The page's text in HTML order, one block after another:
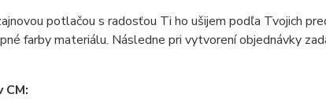
potlačou s radosťou Ti ho ušijem podľa Tvojich
farby materiálu. Následne pri vytvorení objednávky
CM: